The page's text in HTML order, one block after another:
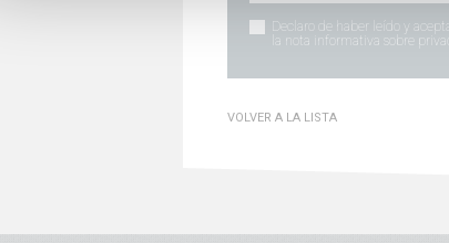
Declaro de haber leído y
la nota informativa sobre
VOLVER A LA LISTA